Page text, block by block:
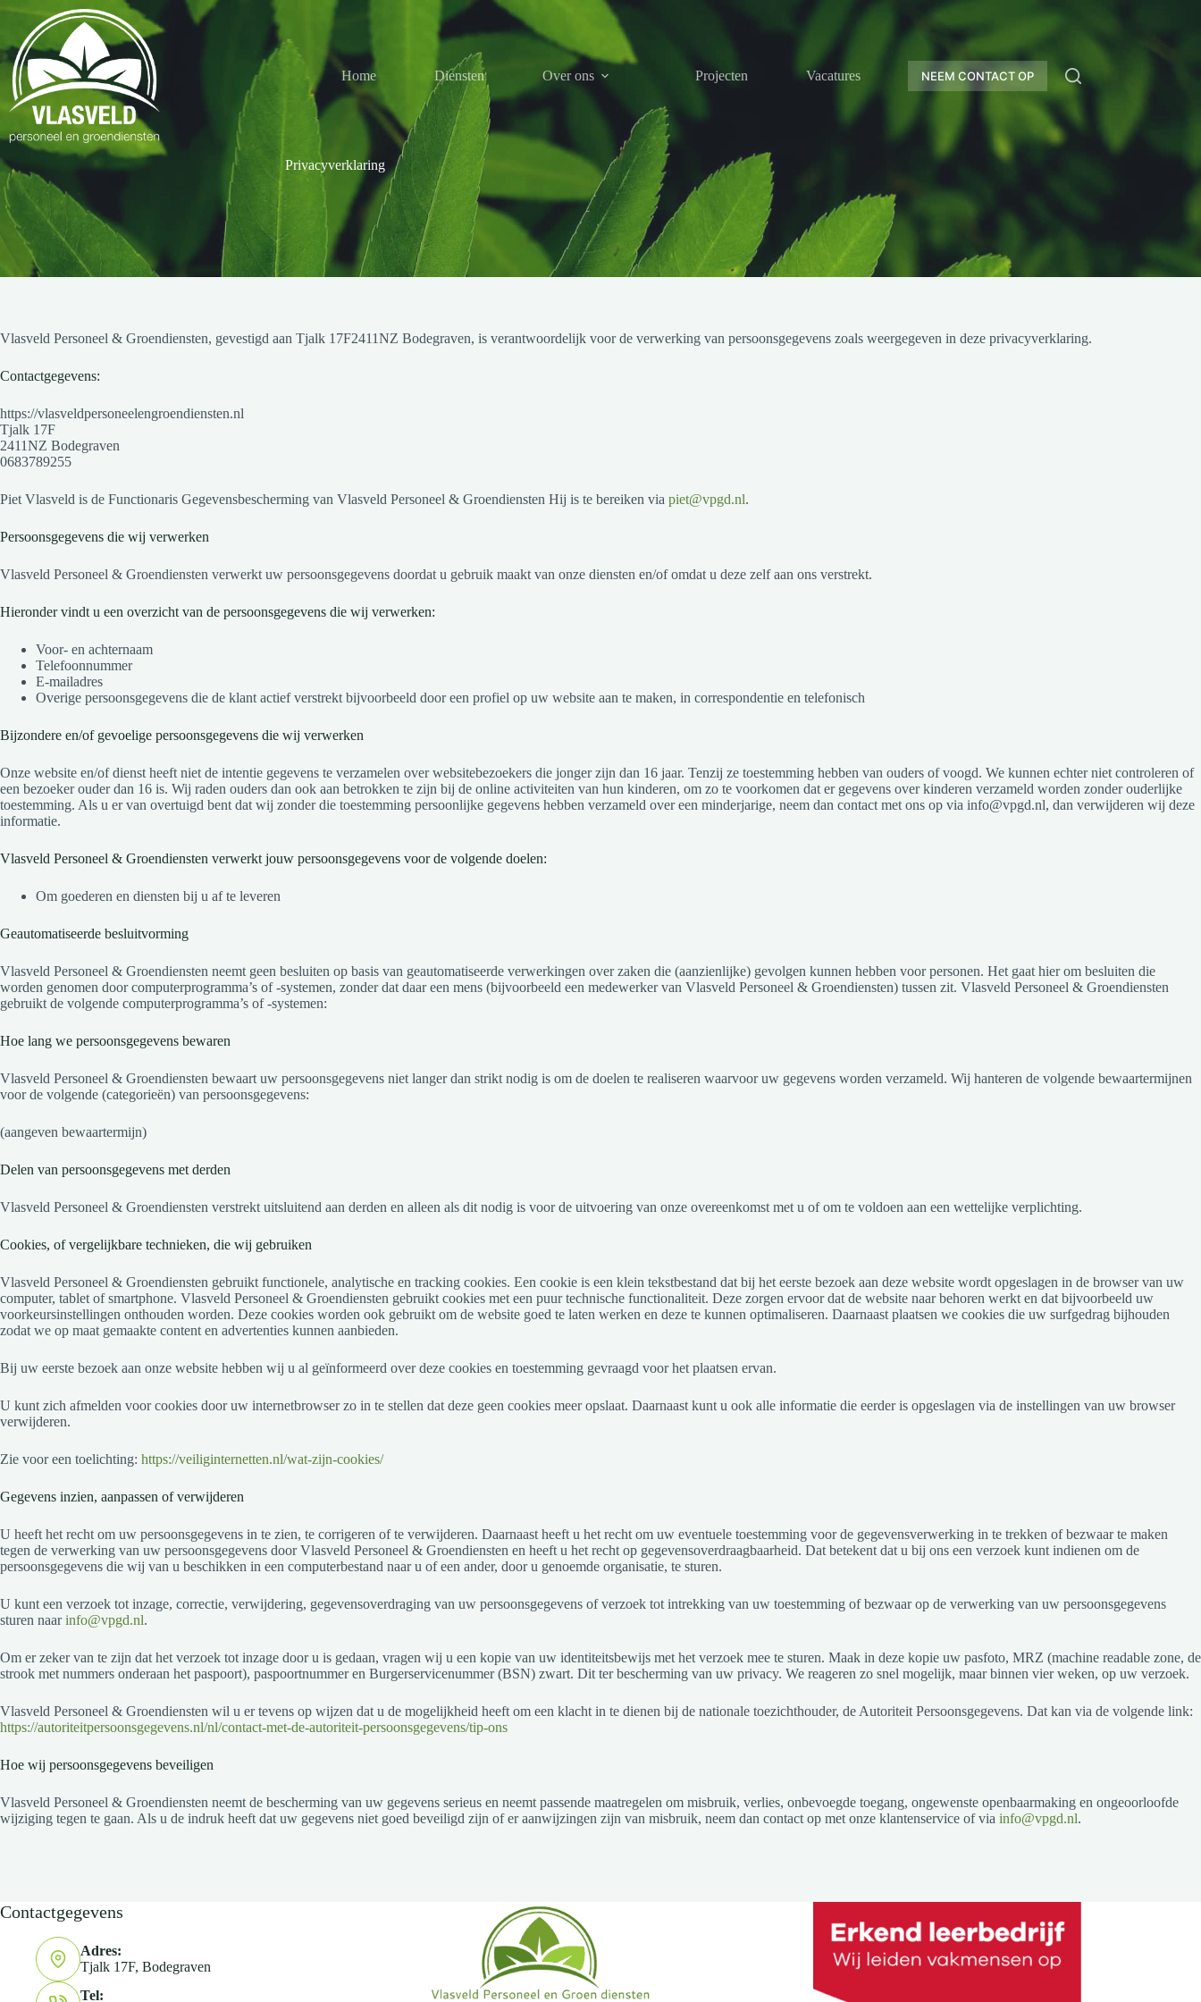
inhoud
Home
Diensten Over ons Projecten Vacatures NEEM CONTACT OP
Privacyverklaring
Vlasveld Personeel & Groendiensten, gevestigd aan Tjalk 17F2411NZ Bodegraven, is verantwoordelijk voor de verwerking van persoonsgegevens zoals weergegeven in deze privacyverklaring.
Contactgegevens:
https://vlasveldpersoneelengroendiensten.nl
Tjalk 17F
2411NZ Bodegraven
0683789255
Piet Vlasveld is de Functionaris Gegevensbescherming van Vlasveld Personeel & Groendiensten Hij is te bereiken via piet@vpgd.nl.
Persoonsgegevens die wij verwerken
Vlasveld Personeel & Groendiensten verwerkt uw persoonsgegevens doordat u gebruik maakt van onze diensten en/of omdat u deze zelf aan ons verstrekt.
Hieronder vindt u een overzicht van de persoonsgegevens die wij verwerken:
Voor- en achternaam
Telefoonnummer
E-mailadres
Overige persoonsgegevens die de klant actief verstrekt bijvoorbeeld door een profiel op uw website aan te maken, in correspondentie en telefonisch
Bijzondere en/of gevoelige persoonsgegevens die wij verwerken
Onze website en/of dienst heeft niet de intentie gegevens te verzamelen over websitebezoekers die jonger zijn dan 16 jaar. Tenzij ze toestemming hebben van ouders of voogd. We kunnen echter niet controleren of
een bezoeker ouder dan 16 is. Wij raden ouders dan ook aan betrokken te zijn bij de online activiteiten van hun kinderen, om zo te voorkomen dat er gegevens over kinderen verzameld worden zonder ouderlijke
toestemming. Als u er van overtuigd bent dat wij zonder die toestemming persoonlijke gegevens hebben verzameld over een minderjarige, neem dan contact met ons op via info@vpgd.nl, dan verwijderen wij deze
informatie.
Vlasveld Personeel & Groendiensten verwerkt jouw persoonsgegevens voor de volgende doelen:
Om goederen en diensten bij u af te leveren
Geautomatiseerde besluitvorming
Vlasveld Personeel & Groendiensten neemt geen besluiten op basis van geautomatiseerde verwerkingen over zaken die (aanzienlijke) gevolgen kunnen hebben voor personen. Het gaat hier om besluiten die
worden genomen door computerprogramma’s of -systemen, zonder dat daar een mens (bijvoorbeeld een medewerker van Vlasveld Personeel & Groendiensten) tussen zit. Vlasveld Personeel & Groendiensten
gebruikt de volgende computerprogramma’s of -systemen:
Hoe lang we persoonsgegevens bewaren
Vlasveld Personeel & Groendiensten bewaart uw persoonsgegevens niet langer dan strikt nodig is om de doelen te realiseren waarvoor uw gegevens worden verzameld. Wij hanteren de volgende bewaartermijnen
voor de volgende (categorieën) van persoonsgegevens:
(aangeven bewaartermijn)
Delen van persoonsgegevens met derden
Vlasveld Personeel & Groendiensten verstrekt uitsluitend aan derden en alleen als dit nodig is voor de uitvoering van onze overeenkomst met u of om te voldoen aan een wettelijke verplichting.
Cookies, of vergelijkbare technieken, die wij gebruiken
Vlasveld Personeel & Groendiensten gebruikt functionele, analytische en tracking cookies. Een cookie is een klein tekstbestand dat bij het eerste bezoek aan deze website wordt opgeslagen in de browser van uw
computer, tablet of smartphone. Vlasveld Personeel & Groendiensten gebruikt cookies met een puur technische functionaliteit. Deze zorgen ervoor dat de website naar behoren werkt en dat bijvoorbeeld uw
voorkeursinstellingen onthouden worden. Deze cookies worden ook gebruikt om de website goed te laten werken en deze te kunnen optimaliseren. Daarnaast plaatsen we cookies die uw surfgedrag bijhouden
zodat we op maat gemaakte content en advertenties kunnen aanbieden.
Bij uw eerste bezoek aan onze website hebben wij u al geïnformeerd over deze cookies en toestemming gevraagd voor het plaatsen ervan.
U kunt zich afmelden voor cookies door uw internetbrowser zo in te stellen dat deze geen cookies meer opslaat. Daarnaast kunt u ook alle informatie die eerder is opgeslagen via de instellingen van uw browser
verwijderen.
Zie voor een toelichting: https://veiliginternetten.nl/wat-zijn-cookies/
Gegevens inzien, aanpassen of verwijderen
U heeft het recht om uw persoonsgegevens in te zien, te corrigeren of te verwijderen. Daarnaast heeft u het recht om uw eventuele toestemming voor de gegevensverwerking in te trekken of bezwaar te maken
tegen de verwerking van uw persoonsgegevens door Vlasveld Personeel & Groendiensten en heeft u het recht op gegevensoverdraagbaarheid. Dat betekent dat u bij ons een verzoek kunt indienen om de
persoonsgegevens die wij van u beschikken in een computerbestand naar u of een ander, door u genoemde organisatie, te sturen.
U kunt een verzoek tot inzage, correctie, verwijdering, gegevensoverdraging van uw persoonsgegevens of verzoek tot intrekking van uw toestemming of bezwaar op de verwerking van uw persoonsgegevens
sturen naarinfo@vpgd.nl.
Om er zeker van te zijn dat het verzoek tot inzage door u is gedaan, vragen wij u een kopie van uw identiteitsbewijs met het verzoek mee te sturen. Maak in deze kopie uw pasfoto, MRZ (machine readable zone, de
strook met nummers onderaan het paspoort), paspoortnummer en Burgerservicenummer (BSN) zwart. Dit ter bescherming van uw privacy. We reageren zo snel mogelijk, maar binnen vier weken, op uw verzoek.
Vlasveld Personeel & Groendiensten wil u er tevens op wijzen dat u de mogelijkheid heeft om een klacht in te dienen bij de nationale toezichthouder, de Autoriteit Persoonsgegevens. Dat kan via de volgende link:
https://autoriteitpersoonsgegevens.nl/nl/contact-met-de-autoriteit-persoonsgegevens/tip-ons
Hoe wij persoonsgegevens beveiligen
Vlasveld Personeel & Groendiensten neemt de bescherming van uw gegevens serieus en neemt passende maatregelen om misbruik, verlies, onbevoegde toegang, ongewenste openbaarmaking en ongeoorloofde
wijziging tegen te gaan. Als u de indruk heeft dat uw gegevens niet goed beveiligd zijn of er aanwijzingen zijn van misbruik, neem dan contact op met onze klantenservice of via info@vpgd.nl.
Contactgegevens
Adres:
Tjalk 17F, Bodegraven
Tel: